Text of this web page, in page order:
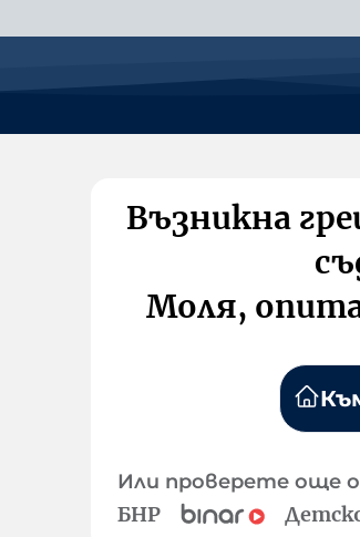
Възникна
Моля,
Или проверете още
БНР